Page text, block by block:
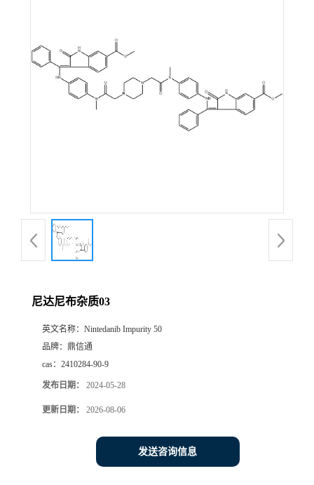
尼达尼布杂质03
英文名称： Nintedanib Impurity 50
品牌： 鼎信通
cas： 2410284-90-9
发布日期： 2024-05-28
更新日期： 2026-08-06
发送咨询信息